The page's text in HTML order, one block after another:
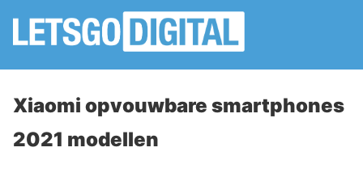
Xiaomi opvouwbare smartphones
2021 modellen